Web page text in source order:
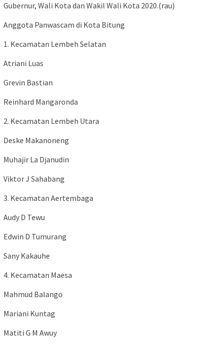
Gubernur, Wali Kota dan Wakil Wali Kota 2020.(rau)
Anggota Panwascam di Kota Bitung
1. Kecamatan Lembeh Selatan
Atriani Luas
Grevin Bastian
Reinhard Mangaronda
2. Kecamatan Lembeh Utara
Deske Makanoneng
Muhajir La Djanudin
Viktor J Sahabang
3. Kecamatan Aertembaga
Audy D Tewu
Edwin D Tumurang
Sany Kakauhe
4. Kecamatan Maesa
Mahmud Balango
Mariani Kuntag
Matiti G M Awuy